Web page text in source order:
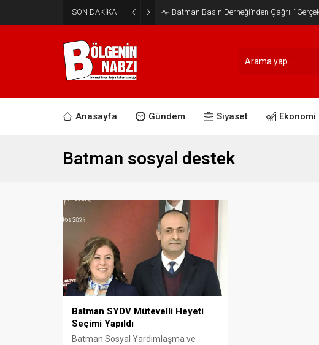
SON DAKİKA Batman Basın Derneği’nden Çağrı:
Anasayfa Gündem Siyaset Ekonomi
Batman sosyal destek
Batman SYDV Mütevelli Heyeti
Seçimi Yapıldı
Batman Sosyal Yardımlaşma ve